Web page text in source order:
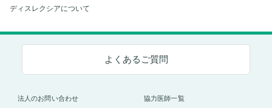
ディスレクシアについて
よくあるご質問
法人のお問い合わせ 協力医師一覧